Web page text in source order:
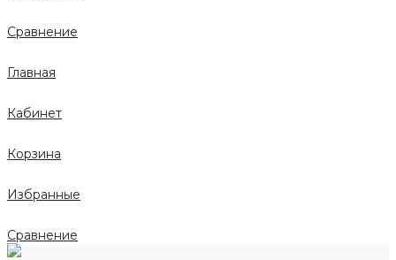
Сравнение
Главная
Кабинет
Корзина
Избранные
Сравнение